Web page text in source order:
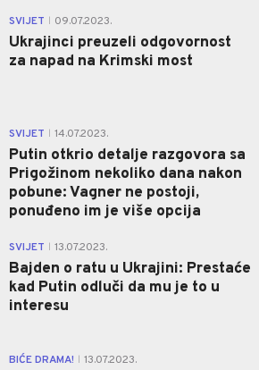
SVIJET 09.07.2023.
Ukrajinci preuzeli odgovornost
za napad na Krimski most
SVIJET 14.07.2023.
Putin otkrio detalje razgovora sa
Prigožinom nekoliko dana nakon
pobune: Vagner ne postoji,
ponuđeno im je više opcija
SVIJET 13.07.2023.
Bajden o ratu u Ukrajini: Prestaće
kad Putin odluči da mu je to u
interesu
BIĆE DRAMA! 13.07.2023.